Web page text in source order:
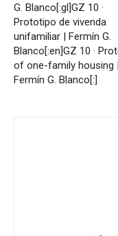
G. Blanco[:gl]GZ 10 ·
Prototipo de vivenda
unifamiliar | Fermín G.
Blanco[:en]GZ 10 ·
of one-family housing |
Fermín G. Blanco[:]